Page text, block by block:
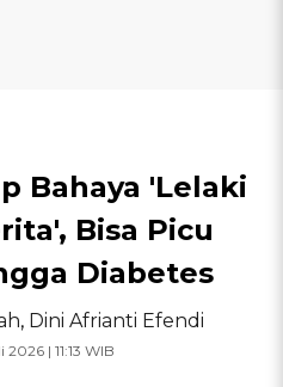
Bahaya 'Lelaki
Bisa Picu
Diabetes
, Dini Afrianti Efendi
| 11:13 WIB